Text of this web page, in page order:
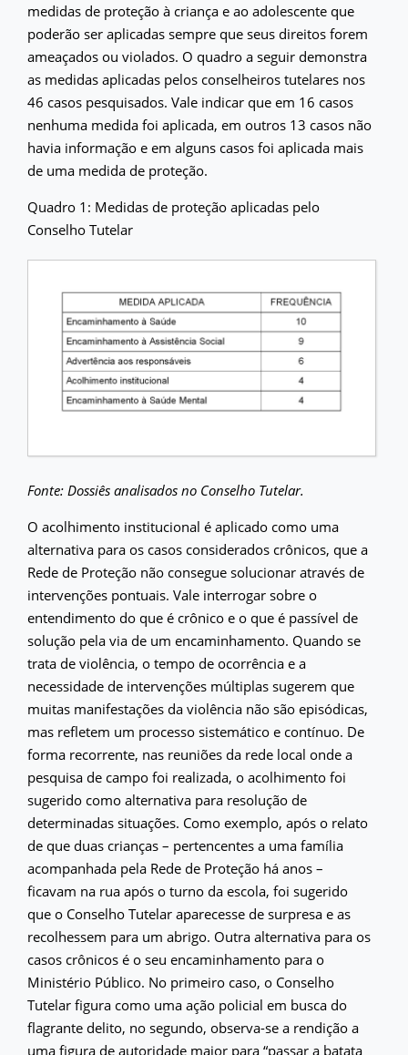
medidas de proteção à criança e ao adolescente que
poderão ser aplicadas sempre que seus direitos forem
ameaçados ou violados. O quadro a seguir demonstra
as medidas aplicadas pelos conselheiros tutelares nos
46 casos pesquisados. Vale indicar que em 16 casos
nenhuma medida foi aplicada, em outros 13 casos não
havia informação e em alguns casos foi aplicada mais
de uma medida de proteção.
Quadro 1: Medidas de proteção aplicadas pelo
Conselho Tutelar
Fonte: Dossiês analisados no Conselho Tutelar.
O acolhimento institucional é aplicado como uma
alternativa para os casos considerados crônicos, que a
Rede de Proteção não consegue solucionar através de
intervenções pontuais. Vale interrogar sobre o
entendimento do que é crônico e o que é passível de
solução pela via de um encaminhamento. Quando se
trata de violência, o tempo de ocorrência e a
necessidade de intervenções múltiplas sugerem que
muitas manifestações da violência não são episódicas,
mas refletem um processo sistemático e contínuo. De
forma recorrente, nas reuniões da rede local onde a
pesquisa de campo foi realizada, o acolhimento foi
sugerido como alternativa para resolução de
determinadas situações. Como exemplo, após o relato
de que duas crianças – pertencentes a uma família
acompanhada pela Rede de Proteção há anos –
ficavam na rua após o turno da escola, foi sugerido
que o Conselho Tutelar aparecesse de surpresa e as
recolhessem para um abrigo. Outra alternativa para os
casos crônicos é o seu encaminhamento para o
Ministério Público. No primeiro caso, o Conselho
Tutelar figura como uma ação policial em busca do
flagrante delito, no segundo, observa-se a rendição a
uma figura de autoridade maior para “passar a batata